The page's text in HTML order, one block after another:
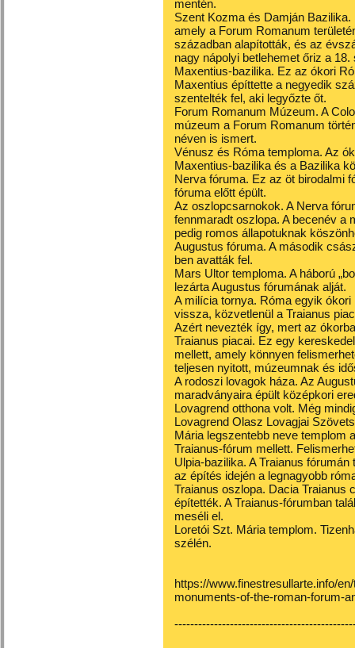
mentén.
Szent Kozma és Damján
amely a Forum Romanum
században alapították, és az
nagy nápolyi betlehemet őriz a 18.
Maxentius-bazilika. Ez az ókori
Maxentius építtette a negyedik
szentelték fel, aki legyőzte őt.
Forum Romanum Múzeum. A
múzeum a Forum Romanum
néven is ismert.
Vénusz és Róma temploma. Az
Maxentius-bazilika és a Bazilika
Nerva fóruma. Ez az öt birodalmi
fóruma előtt épült.
Az oszlopcsarnokok. A Nerva
fennmaradt oszlopa. A becenév a
pedig romos állapotuknak
Augustus fóruma. A második
ben avatták fel.
Mars Ultor temploma. A háború
lezárta Augustus fórumának alját.
A milícia tornya. Róma egyik
vissza, közvetlenül a Traianus
Azért nevezték így, mert az
Traianus piacai. Ez egy
mellett, amely könnyen
teljesen nyitott, múzeumnak és
A rodoszi lovagok háza. Az
maradványaira épült középkori
Lovagrend otthona volt. Még
Lovagrend Olasz Lovagjai
Mária legszentebb neve templom
Traianus-fórum mellett.
Ulpia-bazilika. A Traianus
az építés idején a legnagyobb
Traianus oszlopa. Dacia Traianus
építették. A Traianus-fórumban
meséli el.
Loretói Szt. Mária templom.
szélén.
https://www.finestresullarte.info/
monuments-of-the-roman-forum-